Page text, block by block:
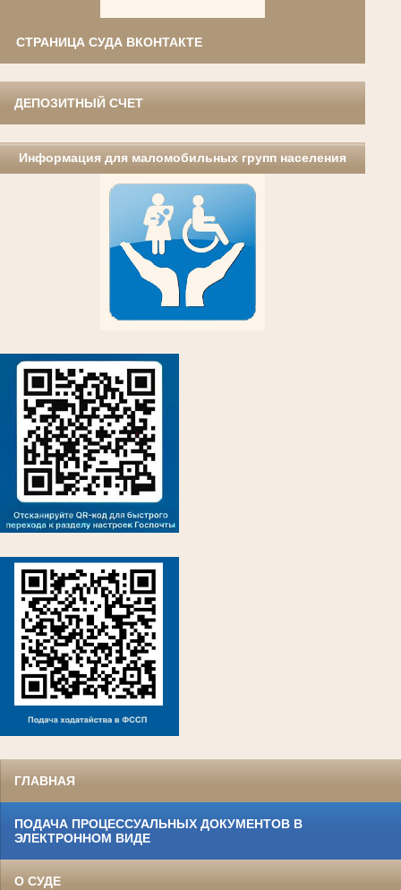
СТРАНИЦА СУДА ВКОНТАКТЕ
ДЕПОЗИТНЫЙ СЧЕТ
Информация для маломобильных групп населения
ГЛАВНАЯ
ПОДАЧА ПРОЦЕССУАЛЬНЫХ ДОКУМЕНТОВ В
ЭЛЕКТРОННОМ ВИДЕ
О СУДЕ